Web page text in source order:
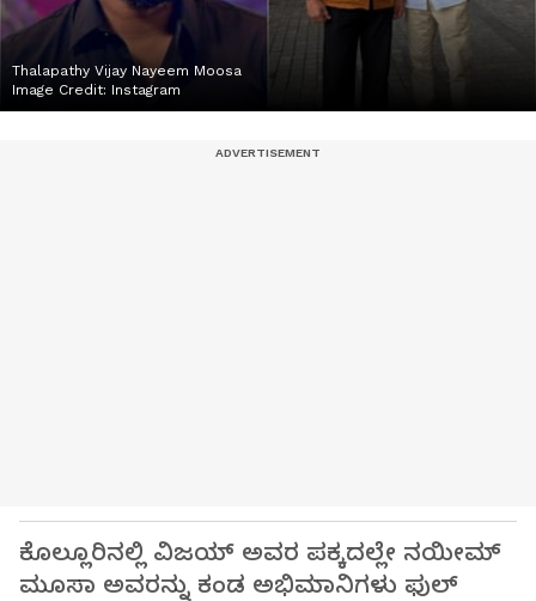
Thalapathy Vijay Nayeem Moosa
Image Credit: Instagram
ಕೊಲ್ಲೂರಿನಲ್ಲಿ ವಿಜಯ್ ಅವರ ಪಕ್ಕದಲ್ಲೇ ನಯೀಮ್
ಮೂಸಾ ಅವರನ್ನು ಕಂಡ ಅಭಿಮಾನಿಗಳು ಫುಲ್